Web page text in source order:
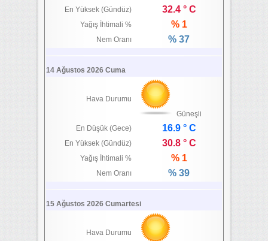
En Yüksek (Gündüz) 32.4 ° C
Yağış İhtimali % % 1
Nem Oranı % 37
14 Ağustos 2026 Cuma
Hava Durumu
Güneşli
En Düşük (Gece)
16.9 ° C
En Yüksek (Gündüz) 30.8 ° C
Yağış İhtimali % % 1
Nem Oranı % 39
15 Ağustos 2026 Cumartesi
Hava Durumu